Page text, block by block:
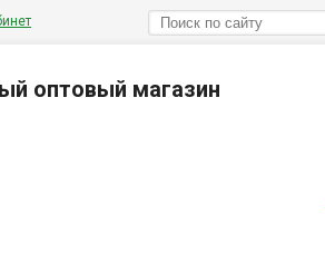
оптовый магазин